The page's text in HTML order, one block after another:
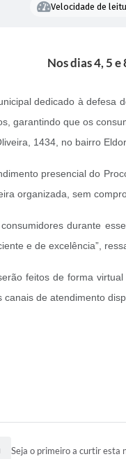
Velocidade de
Nos dias 4, 5
dedicado à defesa
garantindo que os
1434, no bairro
presencial do
organizada, sem
durante
e de excelência”,
feitos de forma
de atendimento
Seja o primeiro a curtir esta